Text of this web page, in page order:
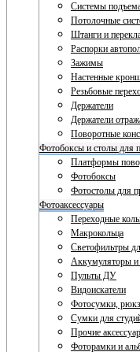
Системы
Потолочные
Штанги и
Распорки
Зажимы
Настенные
Резьбовые
Держатели
Держатели
Поворотные
Фотобоксы и столы для
Платформы
Фотобоксы
Фотостолы для
Фотоаксессуары
Переходные
Макрокольца
Светофильтры
Аккумуляторы и
Пульты ДУ
Видоискатели
Фотосумки,
Сумки для
Прочие
Фоторамки и